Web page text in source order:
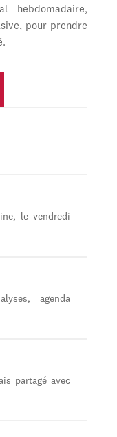
hebdomadaire,
pour prendre
le vendredi
agenda
partagé avec